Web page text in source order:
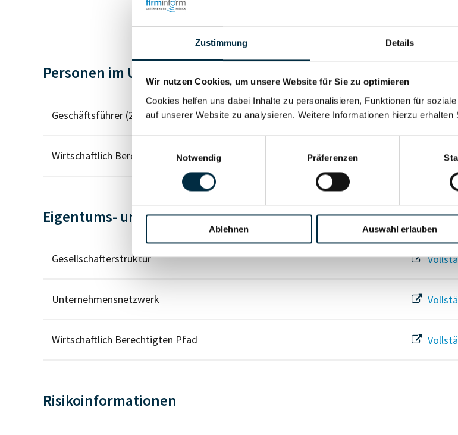
Zustimmung Details
Wir nutzen Cookies, um unsere Website für Sie zu optimieren
Cookies helfen uns dabei Inhalte zu personalisieren, Funktionen für
auf unserer Website zu analysieren. Weitere Informationen hierzu erhalten
Notwendig
Präferenzen
Ablehnen Auswahl erlauben
Personen im Unternehmen
Geschäftsführer (2) Für
Wirtschaftlich Berechtigter
Eigentums- und Kontrollstruktur
Gesellschafterstruktur
Unternehmensnetzwerk
Wirtschaftlich Berechtigten Pfad
Risikoinformationen